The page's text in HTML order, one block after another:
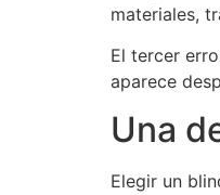
materiales,
El tercer
aparece
Una
Elegir un